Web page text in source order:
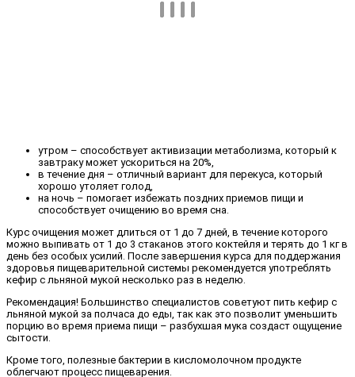
утром – способствует активизации метаболизма, который к
завтраку может ускориться на 20%,
в течение дня – отличный вариант для перекуса, который
хорошо утоляет голод,
на ночь – помогает избежать поздних приемов пищи и
способствует очищению во время сна.
Курс очищения может длиться от 1 до 7 дней, в течение которого
можно выпивать от 1 до 3 стаканов этого коктейля и терять до 1 кг в
день без особых усилий. После завершения курса для поддержания
здоровья пищеварительной системы рекомендуется употреблять
кефир с льняной мукой несколько раз в неделю.
Рекомендация! Большинство специалистов советуют пить кефир с
льняной мукой за полчаса до еды, так как это позволит уменьшить
порцию во время приема пищи – разбухшая мука создаст ощущение
сытости.
Кроме того, полезные бактерии в кисломолочном продукте
облегчают процесс пищеварения.